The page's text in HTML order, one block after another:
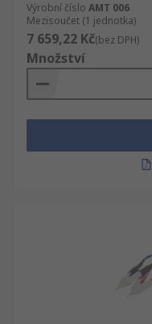
Výrobní číslo AMT 006
Mezisoučet (1 jednotka)
7 659,22 Kč(bez DPH)
Množství